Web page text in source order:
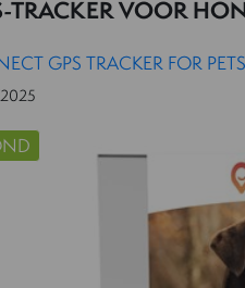
TRACKER VOOR
GPS TRACKER FOR PETS